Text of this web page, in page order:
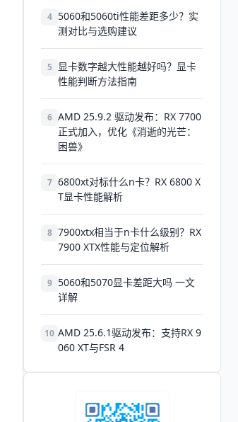
4 5060和5060ti性能差距多少？实
测对比与选购建议
5
显卡数字越大性能越好吗？显卡
性能判断方法指南
6 AMD 25.9.2 驱动发布：RX 7700
正式加入，优化《消逝的光芒：
困兽》
7 6800xt对标什么n卡？RX 6800 X
T显卡性能解析
8 7900xtx相当于n卡什么级别？RX
7900 XTX性能与定位解析
9 5060和5070显卡差距大吗 一文
详解
10 AMD 25.6.1驱动发布：支持RX 9
060 XT与FSR 4